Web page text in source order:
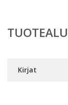
Kirjat